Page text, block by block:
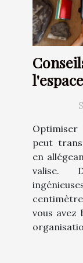
Optimiser
peut
en
valise.
vous avez